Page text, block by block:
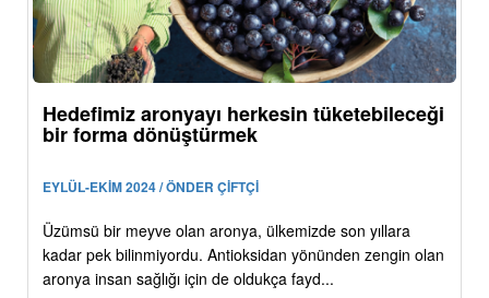
Hedefimiz aronyayı herkesin tüketebileceği
bir forma dönüştürmek
EYLÜL-EKİM 2024 / ÖNDER ÇİFTÇİ
Üzümsü bir meyve olan aronya, ülkemizde son yıllara
kadar pek bilinmiyordu. Antioksidan yönünden zengin olan
aronya insan sağlığı için de oldukça fayd...